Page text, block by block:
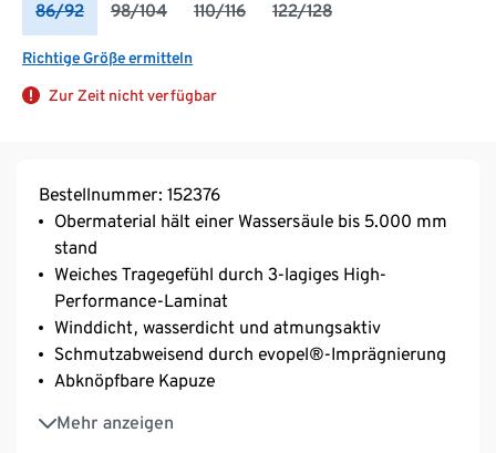
86/92 98/104 110/116 122/128
Richtige Größe ermitteln
Zur Zeit nicht verfügbar
Bestellnummer: 152376
Obermaterial hält einer Wassersäule bis 5.000 mm
stand
Weiches Tragegefühl durch 3-lagiges High-
Performance-Laminat
Winddicht, wasserdicht und atmungsaktiv
Schmutzabweisend durch evopel®-Imprägnierung
Abknöpfbare Kapuze
Mehr anzeigen
Mit Tapes zur optimalen Nahtversiegelung – farblich